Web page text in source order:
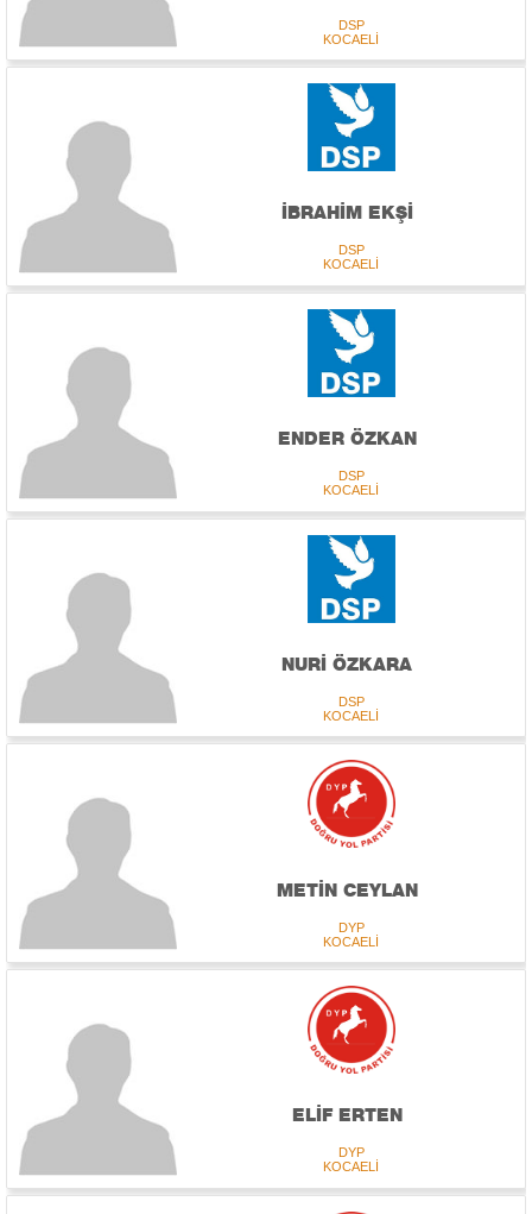
DSP
KOCAELİ
İBRAHİM EKŞİ
DSP
KOCAELİ
ENDER ÖZKAN
DSP
KOCAELİ
NURİ ÖZKARA
DSP
KOCAELİ
METİN CEYLAN
DYP
KOCAELİ
ELİF ERTEN
DYP
KOCAELİ